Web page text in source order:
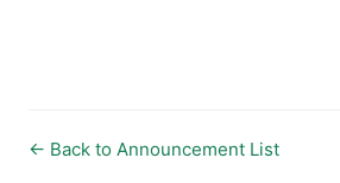
← Back to Announcement List